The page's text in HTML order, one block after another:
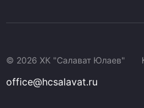
© 2026 ХК "Салават Юлаев"
office@hcsalavat.ru